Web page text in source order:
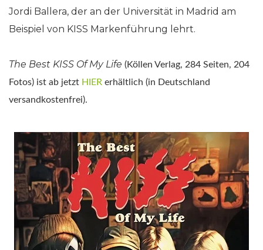
Jordi Ballera, der an der Universität in Madrid am
Beispiel von KISS Markenführung lehrt.
The Best KISS Of My Life (Köllen Verlag, 284 Seiten, 204
Fotos) ist ab jetzt HIER erhältlich (in Deutschland
versandkostenfrei).